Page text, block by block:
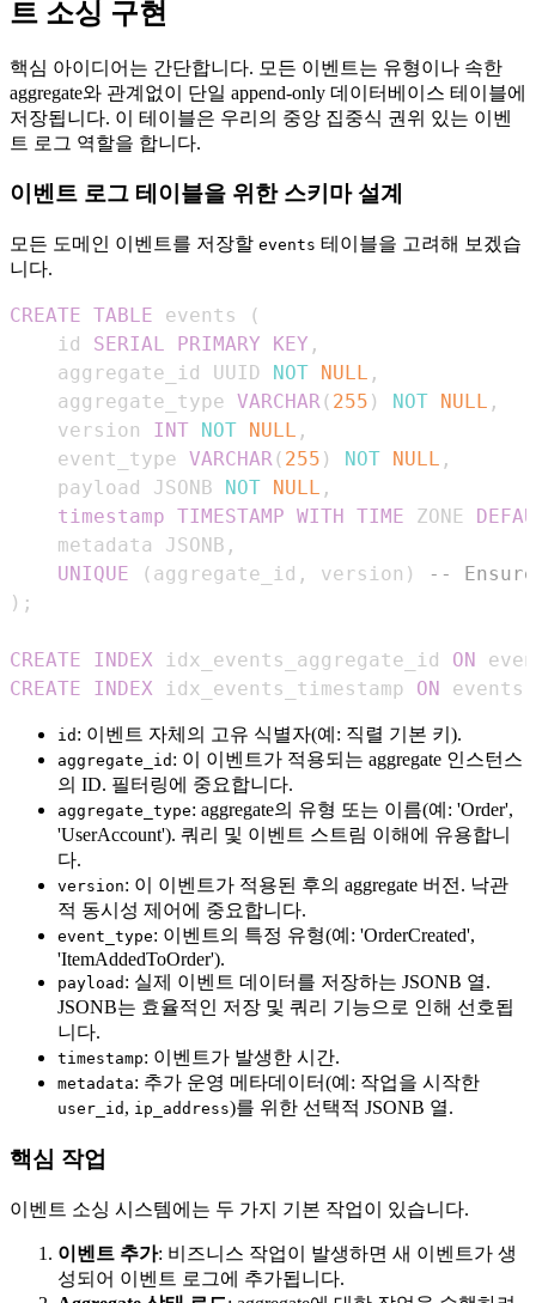
트 소싱 구현
핵심 아이디어는 간단합니다. 모든 이벤트는 유형이나 속한
aggregate와 관계없이 단일 append-only 데이터베이스 테이블에
저장됩니다. 이 테이블은 우리의 중앙 집중식 권위 있는 이벤
트 로그 역할을 합니다.
이벤트 로그 테이블을 위한 스키마 설계
모든 도메인 이벤트를 저장할 events 테이블을 고려해 보겠습
니다.
CREATE TABLE events
(
    id
SERIAL PRIMARY KEY ,
    aggregate_id UUID
NOT NULL ,
    aggregate_type
VARCHAR( 255 ) NOT NULL ,
    version
INT NOT NULL ,
    event_type
VARCHAR( 255 ) NOT NULL ,
    payload JSONB
NOT NULL ,
timestamp TIMESTAMP WITH TIME ZONE
    metadata JSONB
,
UNIQUE
( aggregate_id , version )
--
) ;
CREATE INDEX idx_events_aggregate_id ON
CREATE
INDEX idx_events_timestamp ON events
id : 이벤트 자체의 고유 식별자(예: 직렬 기본 키).
aggregate_id : 이 이벤트가 적용되는 aggregate 인스턴스
의 ID. 필터링에 중요합니다.
aggregate_type: aggregate의 유형 또는 이름(예: 'Order',
'UserAccount'). 쿼리 및 이벤트 스트림 이해에 유용합니
다.
version: 이 이벤트가 적용된 후의 aggregate 버전. 낙관
적 동시성 제어에 중요합니다.
event_type: 이벤트의 특정 유형(예: 'OrderCreated',
'ItemAddedToOrder').
payload : 실제 이벤트 데이터를 저장하는 JSONB 열.
JSONB는 효율적인 저장 및 쿼리 기능으로 인해 선호됩
니다.
timestamp: 이벤트가 발생한 시간.
metadata: 추가 운영 메타데이터(예: 작업을 시작한
user_id , ip_address)를 위한 선택적 JSONB 열.
핵심 작업
이벤트 소싱 시스템에는 두 가지 기본 작업이 있습니다.
이벤트 추가: 비즈니스 작업이 발생하면 새 이벤트가 생
성되어 이벤트 로그에 추가됩니다.